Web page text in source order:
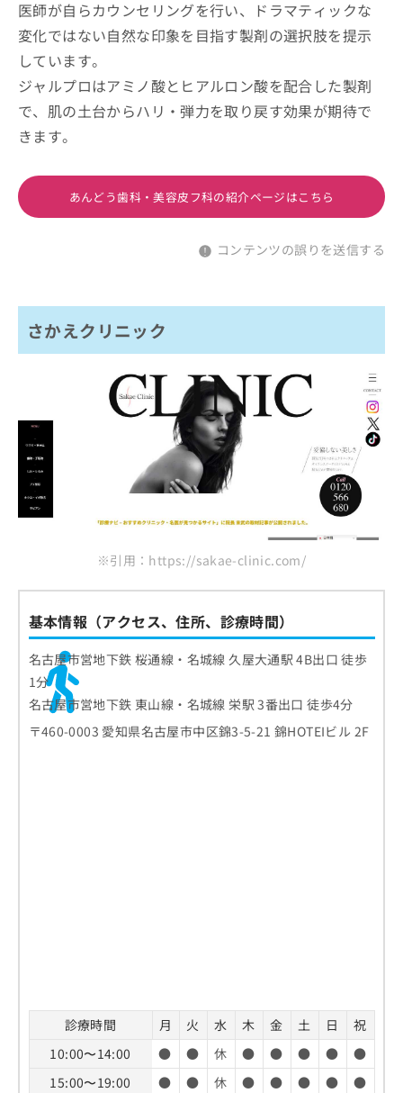
医師が自らカウンセリングを行い、ドラマティックな
変化ではない自然な印象を目指す製剤の選択肢を提示
しています。
ジャルプロはアミノ酸とヒアルロン酸を配合した製剤
で、肌の土台からハリ・弾力を取り戻す効果が期待で
きます。
あんどう歯科・美容皮フ科の紹介ページはこちら
コンテンツの誤りを送信する
さかえクリニック
※引用：https://sakae-clinic.com/
基本情報（アクセス、住所、診療時間）
名古屋市営地下鉄 桜通線・名城線 久屋大通駅 4B出口 徒歩
1分
名古屋市営地下鉄 東山線・名城線 栄駅 3番出口 徒歩4分
〒460-0003 愛知県名古屋市中区錦3-5-21 錦HOTEIビル 2F
診療時間 月 火 水 木 金 土 日
祝
10:00〜14:00
● ● 休 ● ● ● ●
●
15:00〜19:00
● ● 休 ● ● ● ●
●